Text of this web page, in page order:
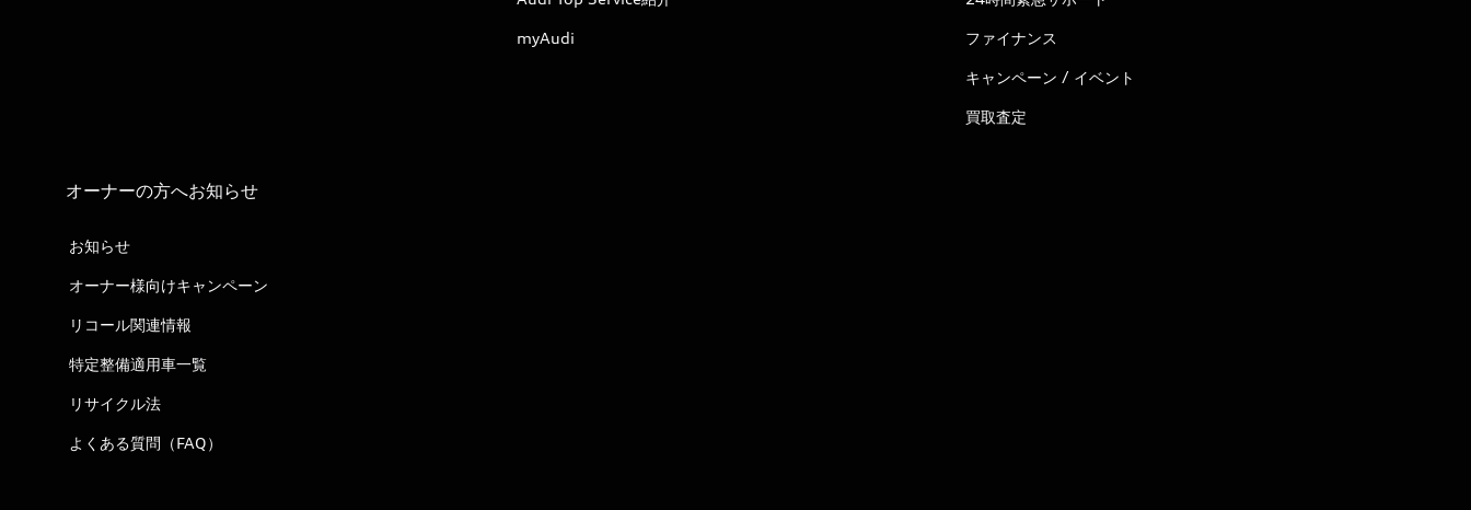
myAudi ファイナンス
キャンペーン / イベント
買取査定
オーナーの方へお知らせ
お知らせ
オーナー様向けキャンペーン
リコール関連情報
特定整備適用車一覧
リサイクル法
よくある質問（FAQ）